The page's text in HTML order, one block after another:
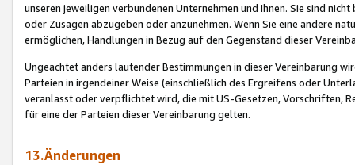
unseren jeweiligen verbundenen Unternehmen und Ihnen. Sie sind
oder Zusagen abzugeben oder anzunehmen. Wenn Sie eine andere
ermöglichen, Handlungen in Bezug auf den Gegenstand dieser
Ungeachtet anders lautender Bestimmungen in dieser Vereinbarung
Parteien in irgendeiner Weise (einschließlich des Ergreifens oder
veranlasst oder verpflichtet wird, die mit US-Gesetzen, Vorschriften,
für eine der Parteien dieser Vereinbarung gelten.
13.Änderungen